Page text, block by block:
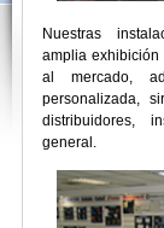
Nuestras
amplia
al mercado,
personalizada,
distribuidores,
general.